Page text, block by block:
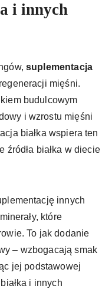
i innych
suplementacja
mięśni.
budulcowym
i wzrostu mięśni
białka wspiera ten
źródła białka w diecie
innych
które
To jak dodanie
– wzbogacają smak
jej podstawowej
i innych